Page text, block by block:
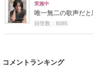
実施中
唯一無二の歌声だ
回答数：8085
コメントランキング